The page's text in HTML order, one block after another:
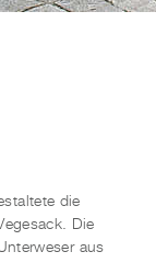
die
Die
aus